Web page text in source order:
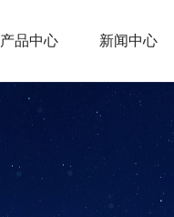
产品中心 新闻中心